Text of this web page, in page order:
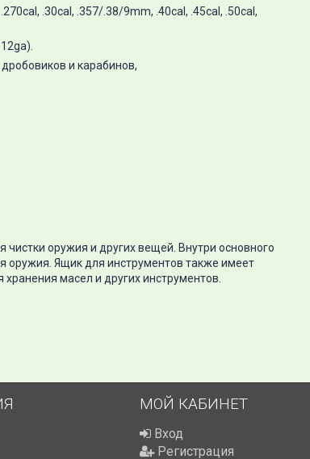
.30cal, .357/.38/9mm, .40cal, .45cal, .50cal,
и карабинов,
оружия и других вещей. Внутри основного
оружия. Ящик для инструментов также имеет
масел и других инструментов.
МОЙ КАБИНЕТ
Вход
Регистрация